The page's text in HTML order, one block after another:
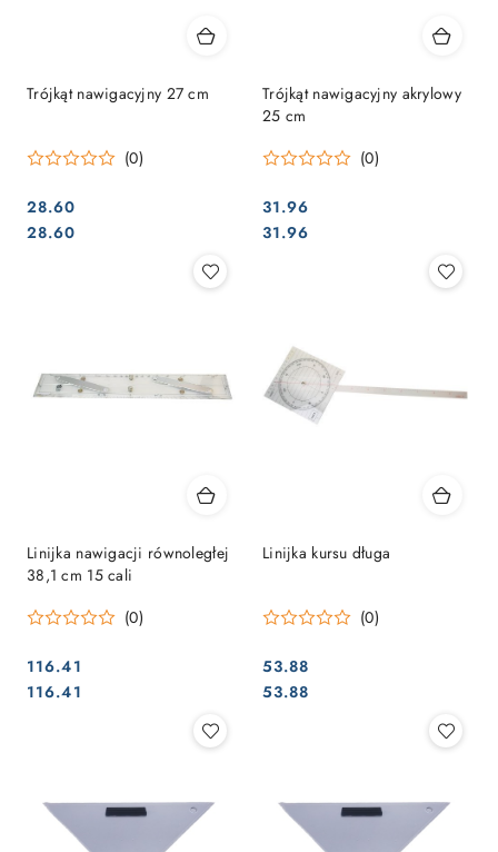
Trójkąt nawigacyjny 27 cm
(0)
Cena:
28.60
Cena:
28.60
Trójkąt nawigacyjny akrylowy
25 cm
(0)
Cena:
31.96
Cena:
31.96
Linijka nawigacji równoległej
38,1 cm 15 cali
(0)
Cena:
116.41
Cena:
116.41
Linijka kursu długa
(0)
Cena:
53.88
Cena:
53.88